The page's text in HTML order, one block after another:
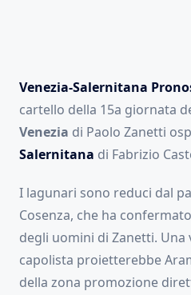
Venezia-Salernitana
cartello della 15a giornata
Venezia di Paolo Zanetti
Salernitana di Fabrizio
I lagunari sono reduci dal
Cosenza, che ha
degli uomini di Zanetti.
capolista proietterebbe
della zona promozione